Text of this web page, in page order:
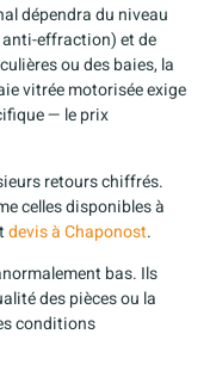
dépendra du niveau
effraction) et de
ou des baies, la
vitrée motorisée exige
— le prix
retours chiffrés.
celles disponibles à
devis à Chaponost.
bas. Ils
des pièces ou la
conditions